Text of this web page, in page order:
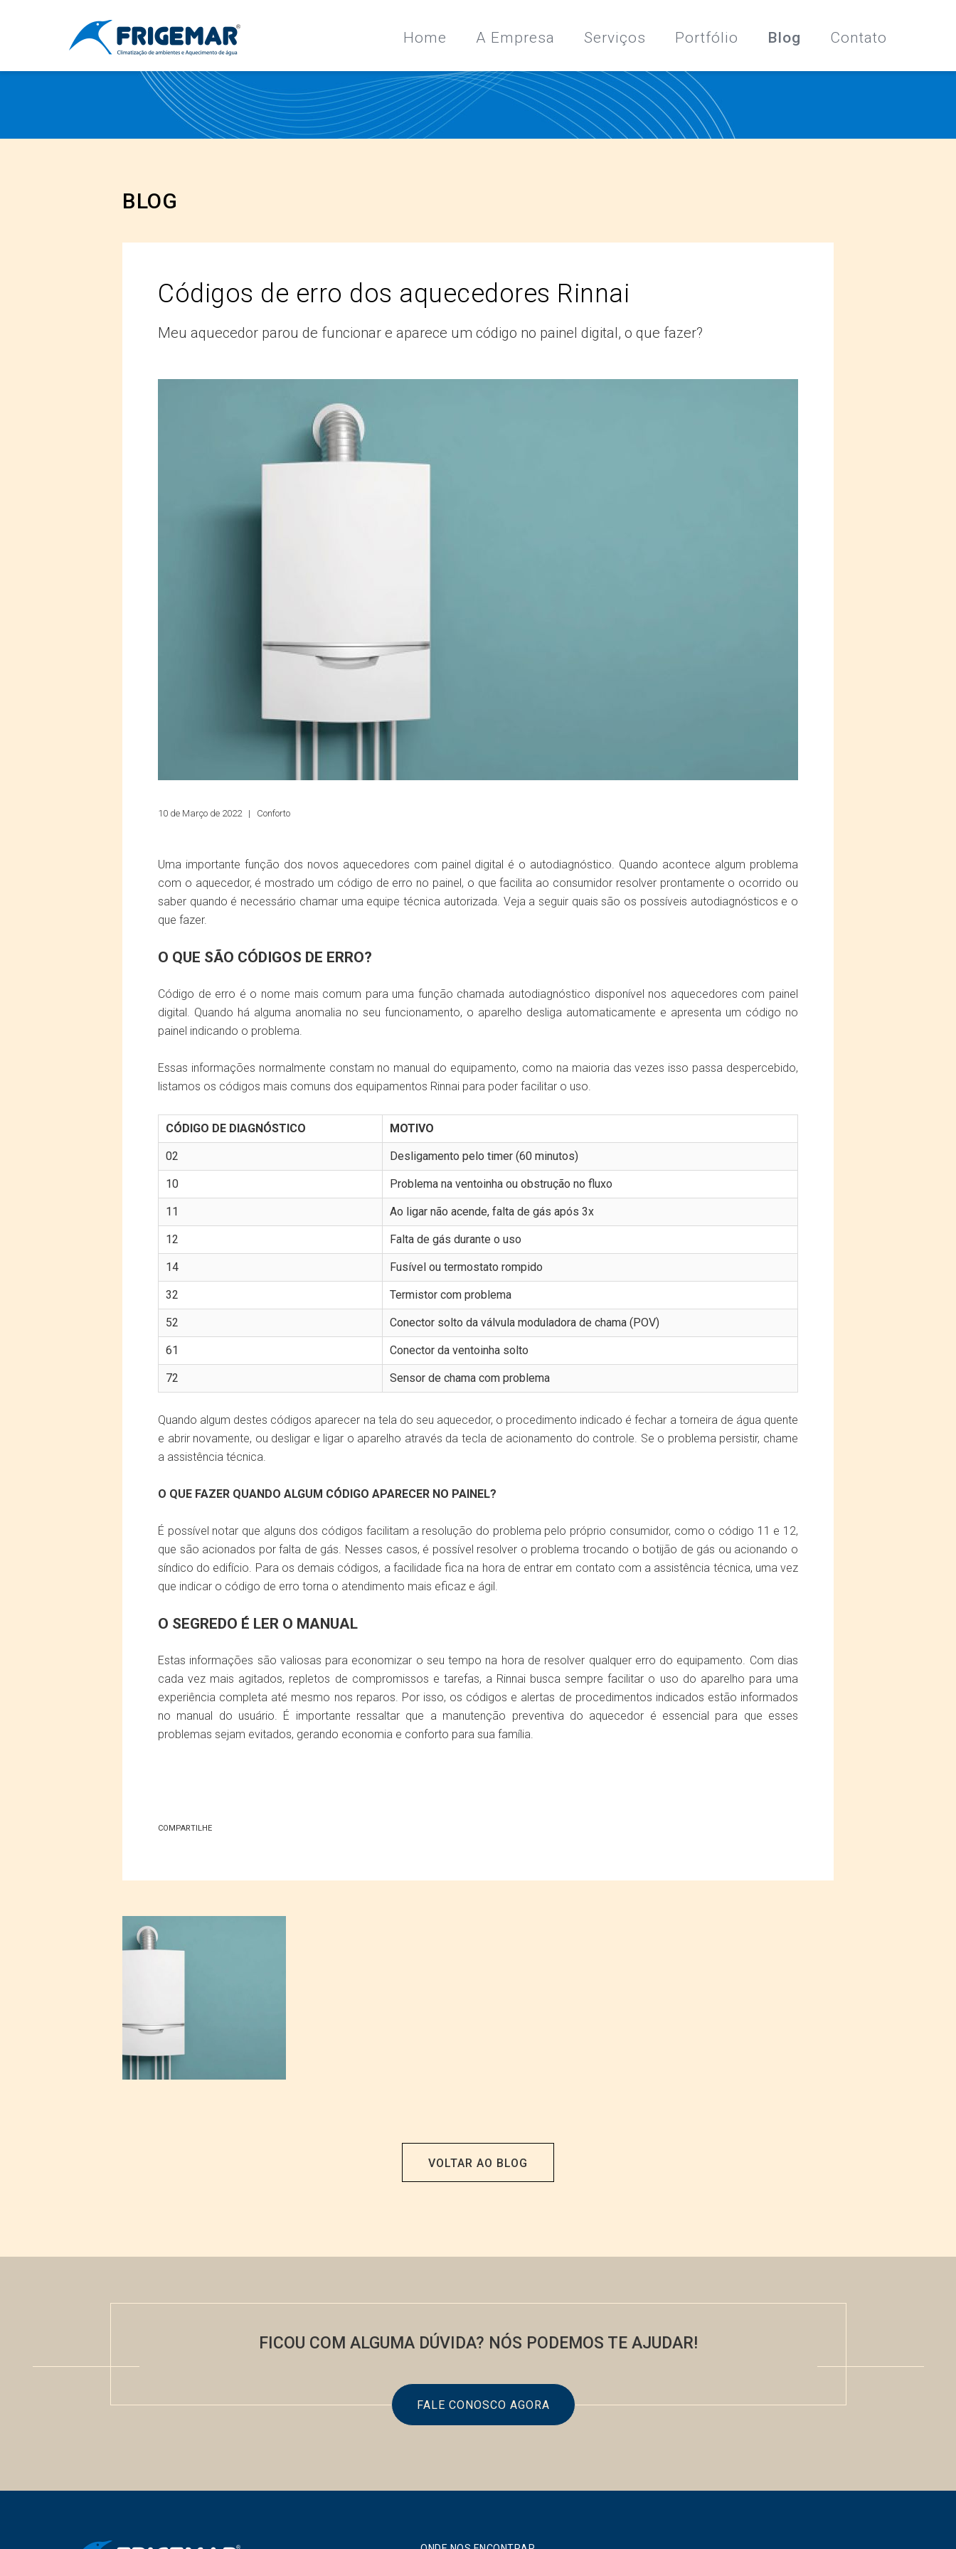
Home A Empresa Serviços Portfólio Blog Contato
BLOG
Códigos de erro dos aquecedores Rinnai
Meu aquecedor parou de funcionar e aparece um código no painel digital, o que fazer?
10 de Março de 2022 | Conforto
Uma importante função dos novos aquecedores com painel digital é o autodiagnóstico. Quando acontece algum problema
com o aquecedor, é mostrado um código de erro no painel, o que facilita ao consumidor resolver prontamente o ocorrido ou
saber quando é necessário chamar uma equipe técnica autorizada. Veja a seguir quais são os possíveis autodiagnósticos e o
que fazer.
O QUE SÃO CÓDIGOS DE ERRO?
Código de erro é o nome mais comum para uma função chamada autodiagnóstico disponível nos aquecedores com painel
digital. Quando há alguma anomalia no seu funcionamento, o aparelho desliga automaticamente e apresenta um código no
painel indicando o problema.
Essas informações normalmente constam no manual do equipamento, como na maioria das vezes isso passa despercebido,
listamos os códigos mais comuns dos equipamentos Rinnai para poder facilitar o uso.
CÓDIGO DE DIAGNÓSTICO MOTIVO
02 Desligamento pelo timer (60 minutos)
10 Problema na ventoinha ou obstrução no fluxo
11 Ao ligar não acende, falta de gás após 3x
12 Falta de gás durante o uso
14 Fusível ou termostato rompido
32 Termistor com problema
52 Conector solto da válvula moduladora de chama (POV)
61 Conector da ventoinha solto
72 Sensor de chama com problema
Quando algum destes códigos aparecer na tela do seu aquecedor, o procedimento indicado é fechar a torneira de água quente
e abrir novamente, ou desligar e ligar o aparelho através da tecla de acionamento do controle. Se o problema persistir, chame
a assistência técnica.
O QUE FAZER QUANDO ALGUM CÓDIGO APARECER NO PAINEL?
É possível notar que alguns dos códigos facilitam a resolução do problema pelo próprio consumidor, como o código 11 e 12,
que são acionados por falta de gás. Nesses casos, é possível resolver o problema trocando o botijão de gás ou acionando o
síndico do edifício. Para os demais códigos, a facilidade fica na hora de entrar em contato com a assistência técnica, uma vez
que indicar o código de erro torna o atendimento mais eficaz e ágil.
O SEGREDO É LER O MANUAL
Estas informações são valiosas para economizar o seu tempo na hora de resolver qualquer erro do equipamento. Com dias
cada vez mais agitados, repletos de compromissos e tarefas, a Rinnai busca sempre facilitar o uso do aparelho para uma
experiência completa até mesmo nos reparos. Por isso, os códigos e alertas de procedimentos indicados estão informados
no manual do usuário. É importante ressaltar que a manutenção preventiva do aquecedor é essencial para que esses
problemas sejam evitados, gerando economia e conforto para sua família.
COMPARTILHE
VOLTAR AO BLOG
FICOU COM ALGUMA DÚVIDA? NÓS PODEMOS TE AJUDAR!
FALE CONOSCO AGORA